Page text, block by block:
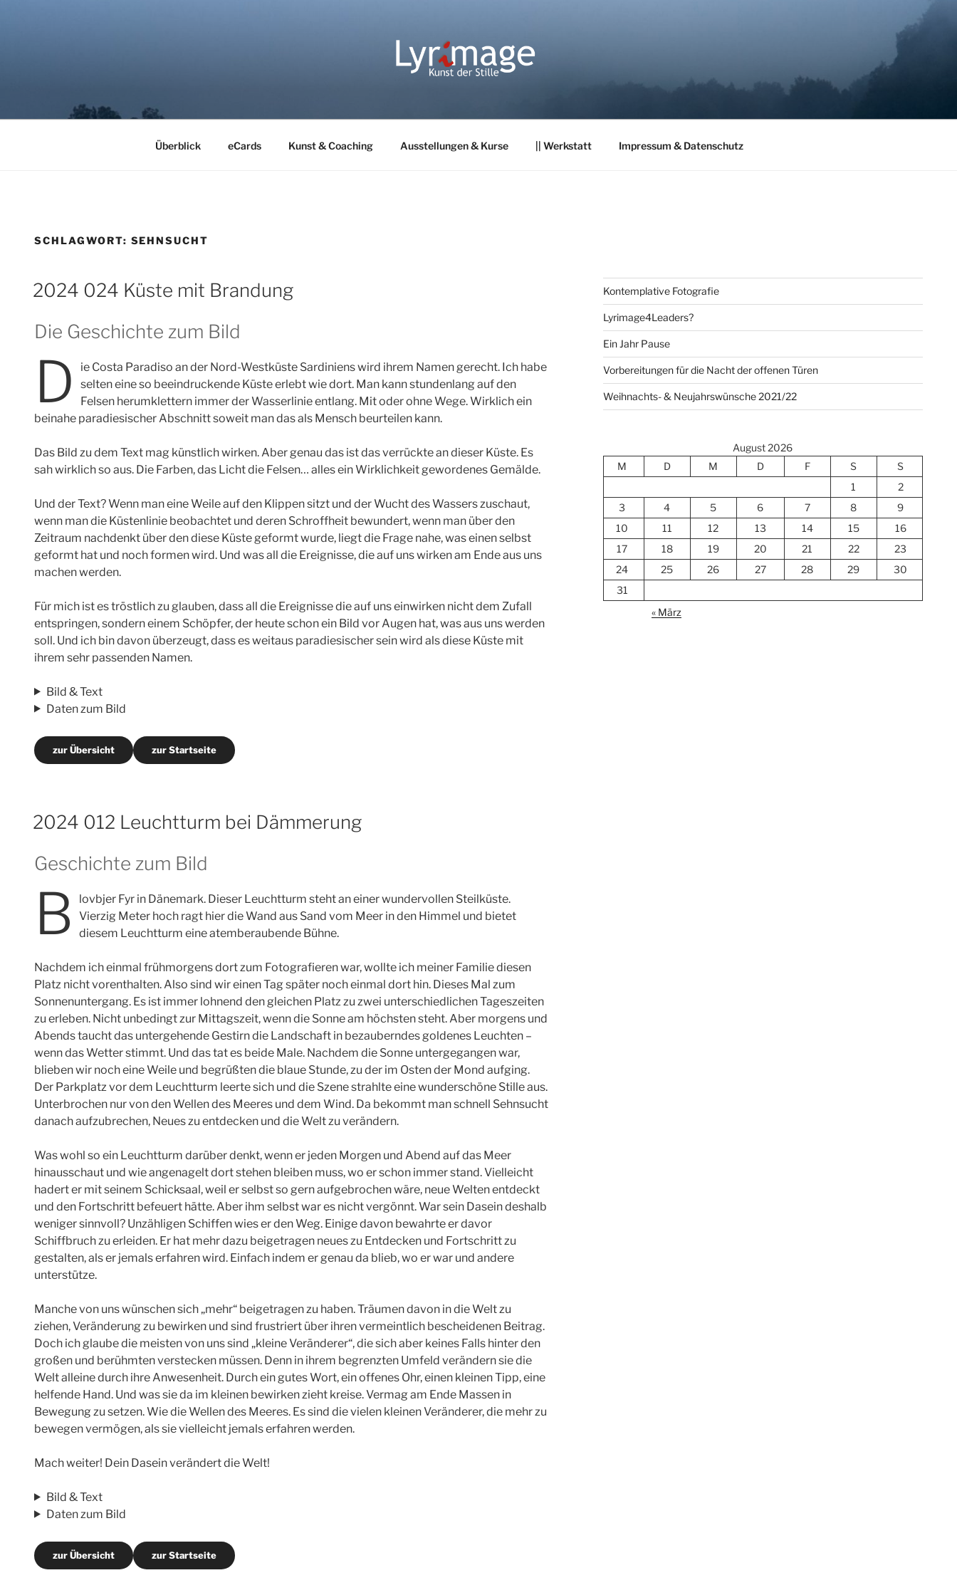
LYRIMAGE
Überblick eCards Kunst & Coaching Ausstellungen & Kurse || Werkstatt Impressum & Datenschutz
SCHLAGWORT: SEHNSUCHT
2024 024 Küste mit Brandung
Die Geschichte zum Bild
D
ie Costa Paradiso an der Nord-Westküste Sardiniens wird ihrem Namen gerecht. Ich habe
selten eine so beeindruckende Küste erlebt wie dort. Man kann stundenlang auf den
Felsen herumklettern immer der Wasserlinie entlang. Mit oder ohne Wege. Wirklich ein
beinahe paradiesischer Abschnitt soweit man das als Mensch beurteilen kann.
Das Bild zu dem Text mag künstlich wirken. Aber genau das ist das verrückte an dieser Küste. Es
sah wirklich so aus. Die Farben, das Licht die Felsen… alles ein Wirklichkeit gewordenes Gemälde.
Und der Text? Wenn man eine Weile auf den Klippen sitzt und der Wucht des Wassers zuschaut,
wenn man die Küstenlinie beobachtet und deren Schroffheit bewundert, wenn man über den
Zeitraum nachdenkt über den diese Küste geformt wurde, liegt die Frage nahe, was einen selbst
geformt hat und noch formen wird. Und was all die Ereignisse, die auf uns wirken am Ende aus uns
machen werden.
Für mich ist es tröstlich zu glauben, dass all die Ereignisse die auf uns einwirken nicht dem Zufall
entspringen, sondern einem Schöpfer, der heute schon ein Bild vor Augen hat, was aus uns werden
soll. Und ich bin davon überzeugt, dass es weitaus paradiesischer sein wird als diese Küste mit
ihrem sehr passenden Namen.
Bild & Text
Daten zum Bild
zur Übersicht zur Startseite
2024 012 Leuchtturm bei Dämmerung
Geschichte zum Bild
B
lovbjer Fyr in Dänemark. Dieser Leuchtturm steht an einer wundervollen Steilküste.
Vierzig Meter hoch ragt hier die Wand aus Sand vom Meer in den Himmel und bietet
diesem Leuchtturm eine atemberaubende Bühne.
Nachdem ich einmal frühmorgens dort zum Fotografieren war, wollte ich meiner Familie diesen
Platz nicht vorenthalten. Also sind wir einen Tag später noch einmal dort hin. Dieses Mal zum
Sonnenuntergang. Es ist immer lohnend den gleichen Platz zu zwei unterschiedlichen Tageszeiten
zu erleben. Nicht unbedingt zur Mittagszeit, wenn die Sonne am höchsten steht. Aber morgens und
Abends taucht das untergehende Gestirn die Landschaft in bezauberndes goldenes Leuchten –
wenn das Wetter stimmt. Und das tat es beide Male. Nachdem die Sonne untergegangen war,
blieben wir noch eine Weile und begrüßten die blaue Stunde, zu der im Osten der Mond aufging.
Der Parkplatz vor dem Leuchtturm leerte sich und die Szene strahlte eine wunderschöne Stille aus.
Unterbrochen nur von den Wellen des Meeres und dem Wind. Da bekommt man schnell Sehnsucht
danach aufzubrechen, Neues zu entdecken und die Welt zu verändern.
Was wohl so ein Leuchtturm darüber denkt, wenn er jeden Morgen und Abend auf das Meer
hinausschaut und wie angenagelt dort stehen bleiben muss, wo er schon immer stand. Vielleicht
hadert er mit seinem Schicksaal, weil er selbst so gern aufgebrochen wäre, neue Welten entdeckt
und den Fortschritt befeuert hätte. Aber ihm selbst war es nicht vergönnt. War sein Dasein deshalb
weniger sinnvoll? Unzähligen Schiffen wies er den Weg. Einige davon bewahrte er davor
Schiffbruch zu erleiden. Er hat mehr dazu beigetragen neues zu Entdecken und Fortschritt zu
gestalten, als er jemals erfahren wird. Einfach indem er genau da blieb, wo er war und andere
unterstütze.
Manche von uns wünschen sich „mehr“ beigetragen zu haben. Träumen davon in die Welt zu
ziehen, Veränderung zu bewirken und sind frustriert über ihren vermeintlich bescheidenen Beitrag.
Doch ich glaube die meisten von uns sind „kleine Veränderer“, die sich aber keines Falls hinter den
großen und berühmten verstecken müssen. Denn in ihrem begrenzten Umfeld verändern sie die
Welt alleine durch ihre Anwesenheit. Durch ein gutes Wort, ein offenes Ohr, einen kleinen Tipp, eine
helfende Hand. Und was sie da im kleinen bewirken zieht kreise. Vermag am Ende Massen in
Bewegung zu setzen. Wie die Wellen des Meeres. Es sind die vielen kleinen Veränderer, die mehr zu
bewegen vermögen, als sie vielleicht jemals erfahren werden.
Mach weiter! Dein Dasein verändert die Welt!
Bild & Text
Daten zum Bild
zur Übersicht zur Startseite
Kontemplative Fotografie
Lyrimage4Leaders?
Ein Jahr Pause
Vorbereitungen für die Nacht der offenen Türen
Weihnachts- & Neujahrswünsche 2021/22
August 2026
M
D M D F S
S
1
2
3
4 5 6 7 8
9
10
11 12 13 14 15
16
17
18 19 20 21 22
23
24
25 26 27 28 29
30
31
« März